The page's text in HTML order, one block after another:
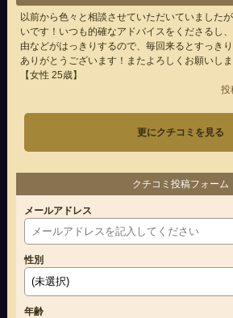
以前から色々と相談させていただいていました
いです！いつも的確なアドバイスをくださるし
由などがはっきりするので、毎回来るとすっき
ありがとうございます！またよろしくお願いしま
【女性 25歳】
投
更にクチコミを見る
クチコミ投稿フォーム
メールアドレス
性別
年齢